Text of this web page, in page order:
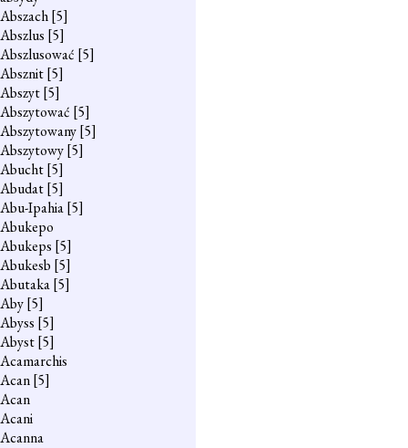
Abszach[5]
Abszlus [5]
Abszlusować [5]
Absznit[5]
Abszyt[5]
Abszytować [5]
Abszytowany[5]
Abszytowy[5]
Abucht[5]
Abudat[5]
Abu-Ipahia[5]
Abukepo
Abukeps [5]
Abukesb [5]
Abutaka[5]
Aby[5]
Abyss [5]
Abyst[5]
Acamarchis
Acan[5]
Acan
Acani
Acanna